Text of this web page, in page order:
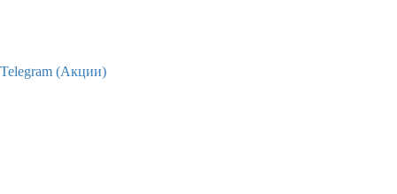
Telegram (Акции)